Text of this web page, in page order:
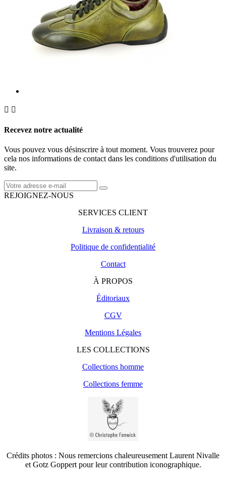
 
Recevez notre actualité
Vous pouvez vous désinscrire à tout moment. Vous trouverez pour
cela nos informations de contact dans les conditions d'utilisation du
site.
REJOIGNEZ-NOUS
SERVICES CLIENT
Livraison & retours
Politique de confidentialité
Contact
À PROPOS
Éditoriaux
CGV
Mentions Légales
LES COLLECTIONS
Collections homme
Collections femme
Crédits photos : Nous remercions chaleureusement Laurent Nivalle
et Gotz Goppert pour leur contribution iconographique.